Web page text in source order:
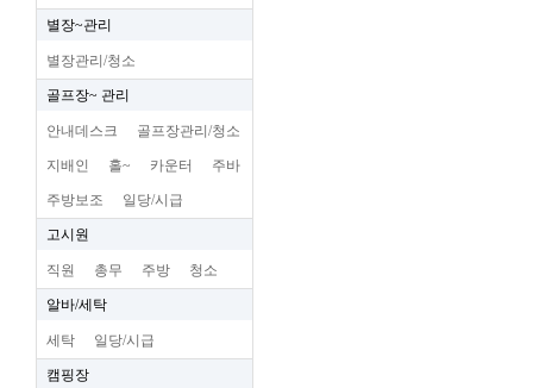
별장~관리
별장관리/청소
골프장~ 관리
안내데스크 골프장관리/청소
지배인 홀~ 카운터 주바
주방보조 일당/시급
고시원
직원 총무 주방 청소
알바/세탁
세탁 일당/시급
캠핑장